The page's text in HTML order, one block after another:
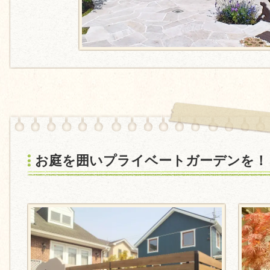
お庭を囲いプライベートガーデンを！